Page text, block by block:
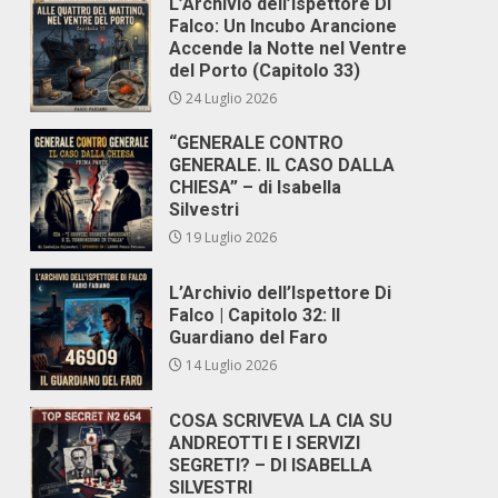
Falco: Un Incubo Arancione
Accende la Notte nel Ventre
del Porto (Capitolo 33)
24 Luglio 2026
“GENERALE CONTRO
GENERALE. IL CASO DALLA
CHIESA” – di Isabella
Silvestri
19 Luglio 2026
L’Archivio dell’Ispettore Di
Falco | Capitolo 32: Il
Guardiano del Faro
14 Luglio 2026
COSA SCRIVEVA LA CIA SU
ANDREOTTI E I SERVIZI
SEGRETI? – DI ISABELLA
SILVESTRI